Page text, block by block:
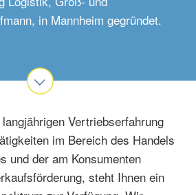
in Mannheim gegründet.
Vertriebserfahrung
im Bereich des Handels
und der am Konsumenten
steht Ihnen ein